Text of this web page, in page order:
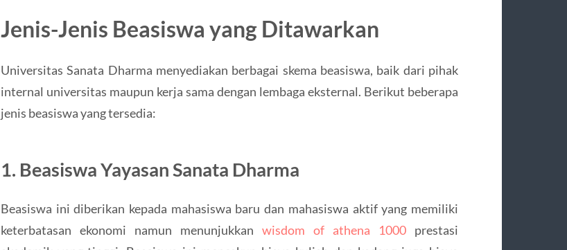
Jenis-Jenis Beasiswa yang Ditawarkan
Universitas Sanata Dharma menyediakan berbagai skema beasiswa, baik dari pihak
internal universitas maupun kerja sama dengan lembaga eksternal. Berikut beberapa
jenis beasiswa yang tersedia:
1. Beasiswa Yayasan Sanata Dharma
Beasiswa ini diberikan kepada mahasiswa baru dan mahasiswa aktif yang memiliki
keterbatasan ekonomi namun menunjukkan wisdom of athena 1000 prestasi